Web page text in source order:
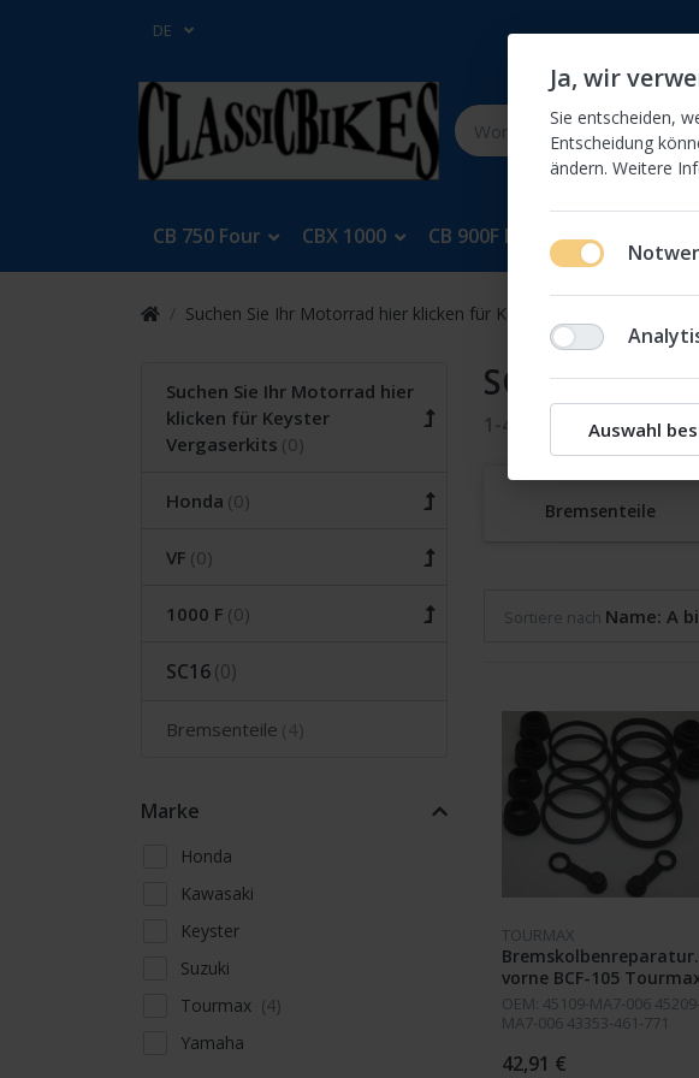
DE
CB 750 Four CBX 1000 CB 900F Bol Dor
Suchen Sie Ihr Motorrad hier klicken für Keyster Vergaserkits
Suchen Sie Ihr Motorrad hier
klicken für Keyster
Vergaserkits
Honda
VF
1000 F
SC16
Bremsenteile
Marke
Honda
Kawasaki
Keyster
Suzuki
Tourmax
Yamaha
SC16
1-4
Bremsenteile
Sortiere nach Name: A
TOURMAX
vorne BCF-105
OEM: 45109-MA7-006 45209-
MA7-006 43353-461-771
016 45133-166-006
42,91 €
Ja, wir
Sie entscheiden,
Entscheidung
ändern. Weitere
Auswahl